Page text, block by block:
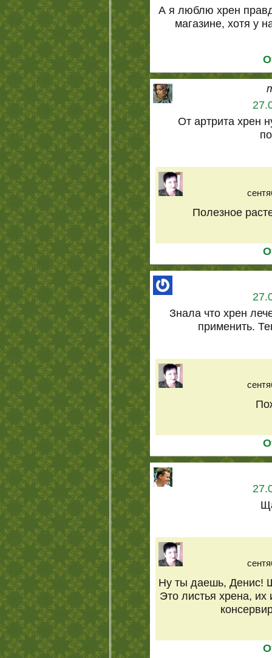
А я люблю хрен
магазине, хотя у
От артрита хрен
Полезное
Знала что хрен
применить.
Ну ты даешь, Денис!
Это листья хрена, их